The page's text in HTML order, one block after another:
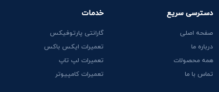
دسترسی سریع
صفحه اصلی
درباره ما
همه محصولات
تماس با ما
خدمات
گارانتی پارتوفیکس
تعمیرات ایکس باکس
تعمیرات لپ تاپ
تعمیرات کامپیوتر